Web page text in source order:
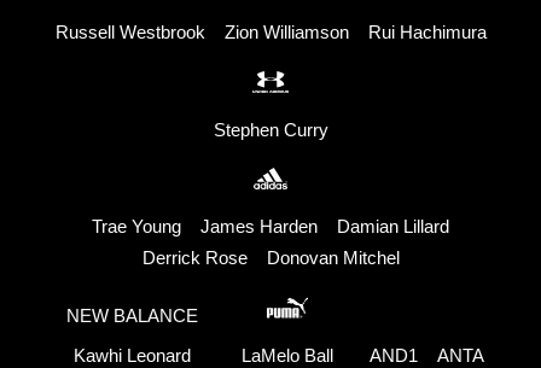
Russell Westbrook Zion Williamson Rui Hachimura
Stephen Curry
Trae Young James Harden
Damian Lillard
Derrick Rose
Donovan Mitchel
NEW BALANCE
Kawhi Leonard LaMelo Ball AND1 ANTA